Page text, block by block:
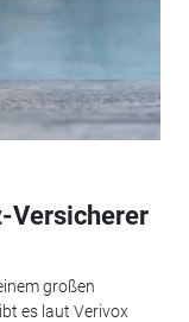
Versicherer
großen
es laut Verivox